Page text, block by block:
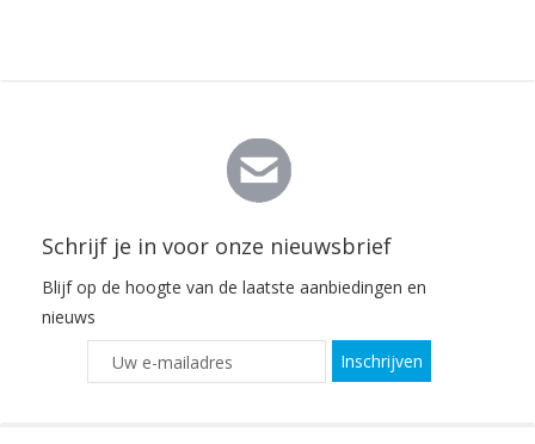
Schrijf je in voor onze nieuwsbrief
Blijf op de hoogte van de laatste aanbiedingen en
nieuws
Inschrijven